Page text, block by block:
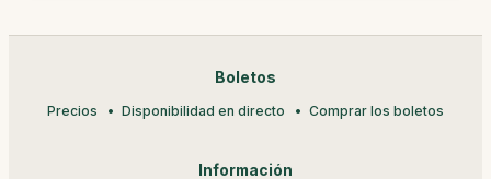
Boletos
Precios Disponibilidad en directo Comprar los boletos
Información